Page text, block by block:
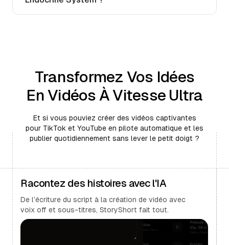
Transformez Vos Idées
En Vidéos À Vitesse Ultra
Et si vous pouviez créer des vidéos captivantes
pour TikTok et YouTube en pilote automatique et les
publier quotidiennement sans lever le petit doigt ?
Racontez des histoires avec l'IA
De l'écriture du script à la création de vidéo avec
voix off et sous-titres, StoryShort fait tout.